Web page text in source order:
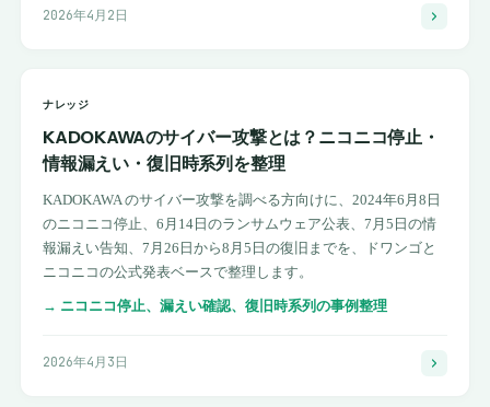
2026年4月2日
ナレッジ
KADOKAWAのサイバー攻撃とは？ニコニコ停止・
情報漏えい・復旧時系列を整理
KADOKAWA のサイバー攻撃を調べる方向けに、2024年6月8日
のニコニコ停止、6月14日のランサムウェア公表、7月5日の情
報漏えい告知、7月26日から8月5日の復旧までを、ドワンゴと
ニコニコの公式発表ベースで整理します。
→ ニコニコ停止、漏えい確認、復旧時系列の事例整理
2026年4月3日